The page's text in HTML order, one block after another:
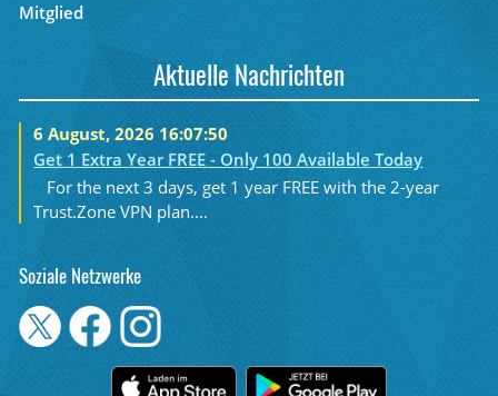
Mitglied
Aktuelle Nachrichten
6 August, 2026 16:07:50
Get 1 Extra Year FREE - Only 100 Available Today
For the next 3 days, get 1 year FREE with the 2-year
Trust.Zone VPN plan....
Soziale Netzwerke